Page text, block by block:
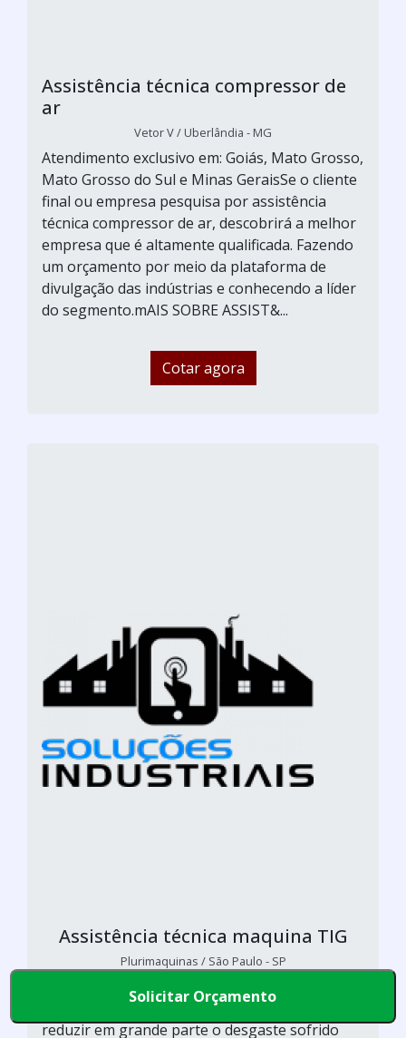
Assistência técnica compressor de
ar
Vetor V / Uberlândia - MG
Atendimento exclusivo em: Goiás, Mato Grosso,
Mato Grosso do Sul e Minas GeraisSe o cliente
final ou empresa pesquisa por assistência
técnica compressor de ar, descobrirá a melhor
empresa que é altamente qualificada. Fazendo
um orçamento por meio da plataforma de
divulgação das indústrias e conhecendo a líder
do segmento.mAIS SOBRE ASSIST&...
Cotar agora
Assistência técnica maquina TIG
Plurimaquinas / São Paulo - SP
Se tratando de assistência técnica máquina TIG,
comumente pode-se dizer que serve para
reduzir em grande parte o desgaste sofrido
Solicitar Orçamento